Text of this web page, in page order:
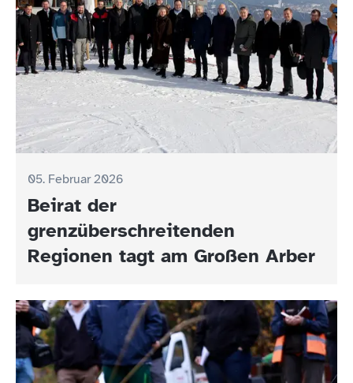
05. Februar 2026
Beirat der
grenzüberschreitenden
Regionen tagt am Großen Arber